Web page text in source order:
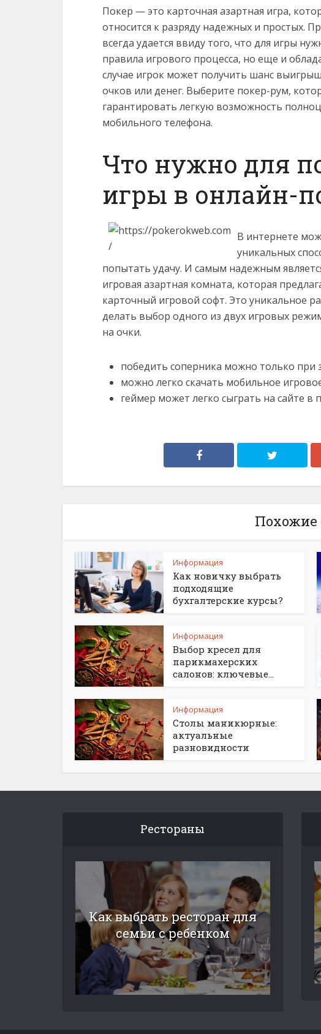
Покер — это карточная азартная игра,
относится к разряду надежных и простых.
всегда удается ввиду того, что для игры
правила игрового процесса, но еще и
случае игрок может получить шанс
очков или денег. Выберите покер-рум,
гарантировать легкую возможность
мобильного телефона.
Что нужно для
игры в онлайн-
В интернете
уникальных
попытать удачу. И самым надежным
игровая азартная комната, которая
карточный игровой софт. Это уникальное
делать выбор одного из двух игровых
на очки.
победить соперника можно только при
можно легко скачать мобильное
геймер может легко сыграть на сайте в
Похожие
Информация
Как новичку выбрать
подходящие
бухгалтерские курсы?
Информация
Выбор кресел для
парикмахерских
салонов: ключевые...
Информация
Столы маникюрные:
актуальные
разновидности
Рестораны
Как выбрать ресторан для
семьи с ребенком